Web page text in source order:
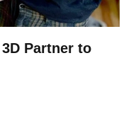
Partner to